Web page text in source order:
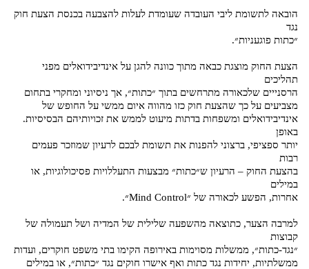
הובאה לתשומת ליבי העובדה שעומדת לעלות להצבעה בכנסת הצעת חוק
נגד
״כתות פוגעניות״.
הצעת החוק מוצגת כבאה מתוך כוונה להגן על אינדיבידואלים מפני
תהליכים
הרסנייים שלכאורה מתרחשים בתוך ״כתות״, אך ניסיוני ומחקרי בתחום
מצביעים על כך שהצעת חוק כזו מהווה איום ממשי על החופש של
אינדיבידואלים ומשפחות בדתות מיעוט לממש את זכויותיהם הבסיסיות.
באופן
יותר ספציפי, ברצוני להפנות את תשומת לבכם לרעיון שמוזכר פעמים
רבות
בהצעת החוק – הרעיון ש״כתות״ מבצעות התעללויות פסיכולוגיות, או
במילים
אחרות, הפשע לכאורה של ״Mind Control״.
למרבה הצער, כתוצאה מהשפעה שלילית של המדיה ושל תעמולה של
קבוצות
״נגד-כתות״, ממשלות מסוימות באירופה הקימו בתי משפט חוקרים, ועדות
ממשלתיות, יחידות נגד כתות ואף אישרו חוקים נגד ״כתות״, או במילים